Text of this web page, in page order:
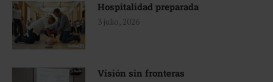
Hospitalidad preparada
3 julio, 2026
Visión sin fronteras